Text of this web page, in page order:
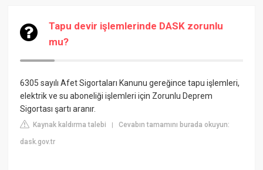
Tapu devir işlemlerinde DASK zorunlu
mu?
6305 sayılı Afet Sigortaları Kanunu gereğince tapu işlemleri,
elektrik ve su aboneliği işlemleri için Zorunlu Deprem
Sigortası şartı aranır.
Kaynak kaldırma talebi |Cevabın tamamını burada okuyun:
dask.gov.tr